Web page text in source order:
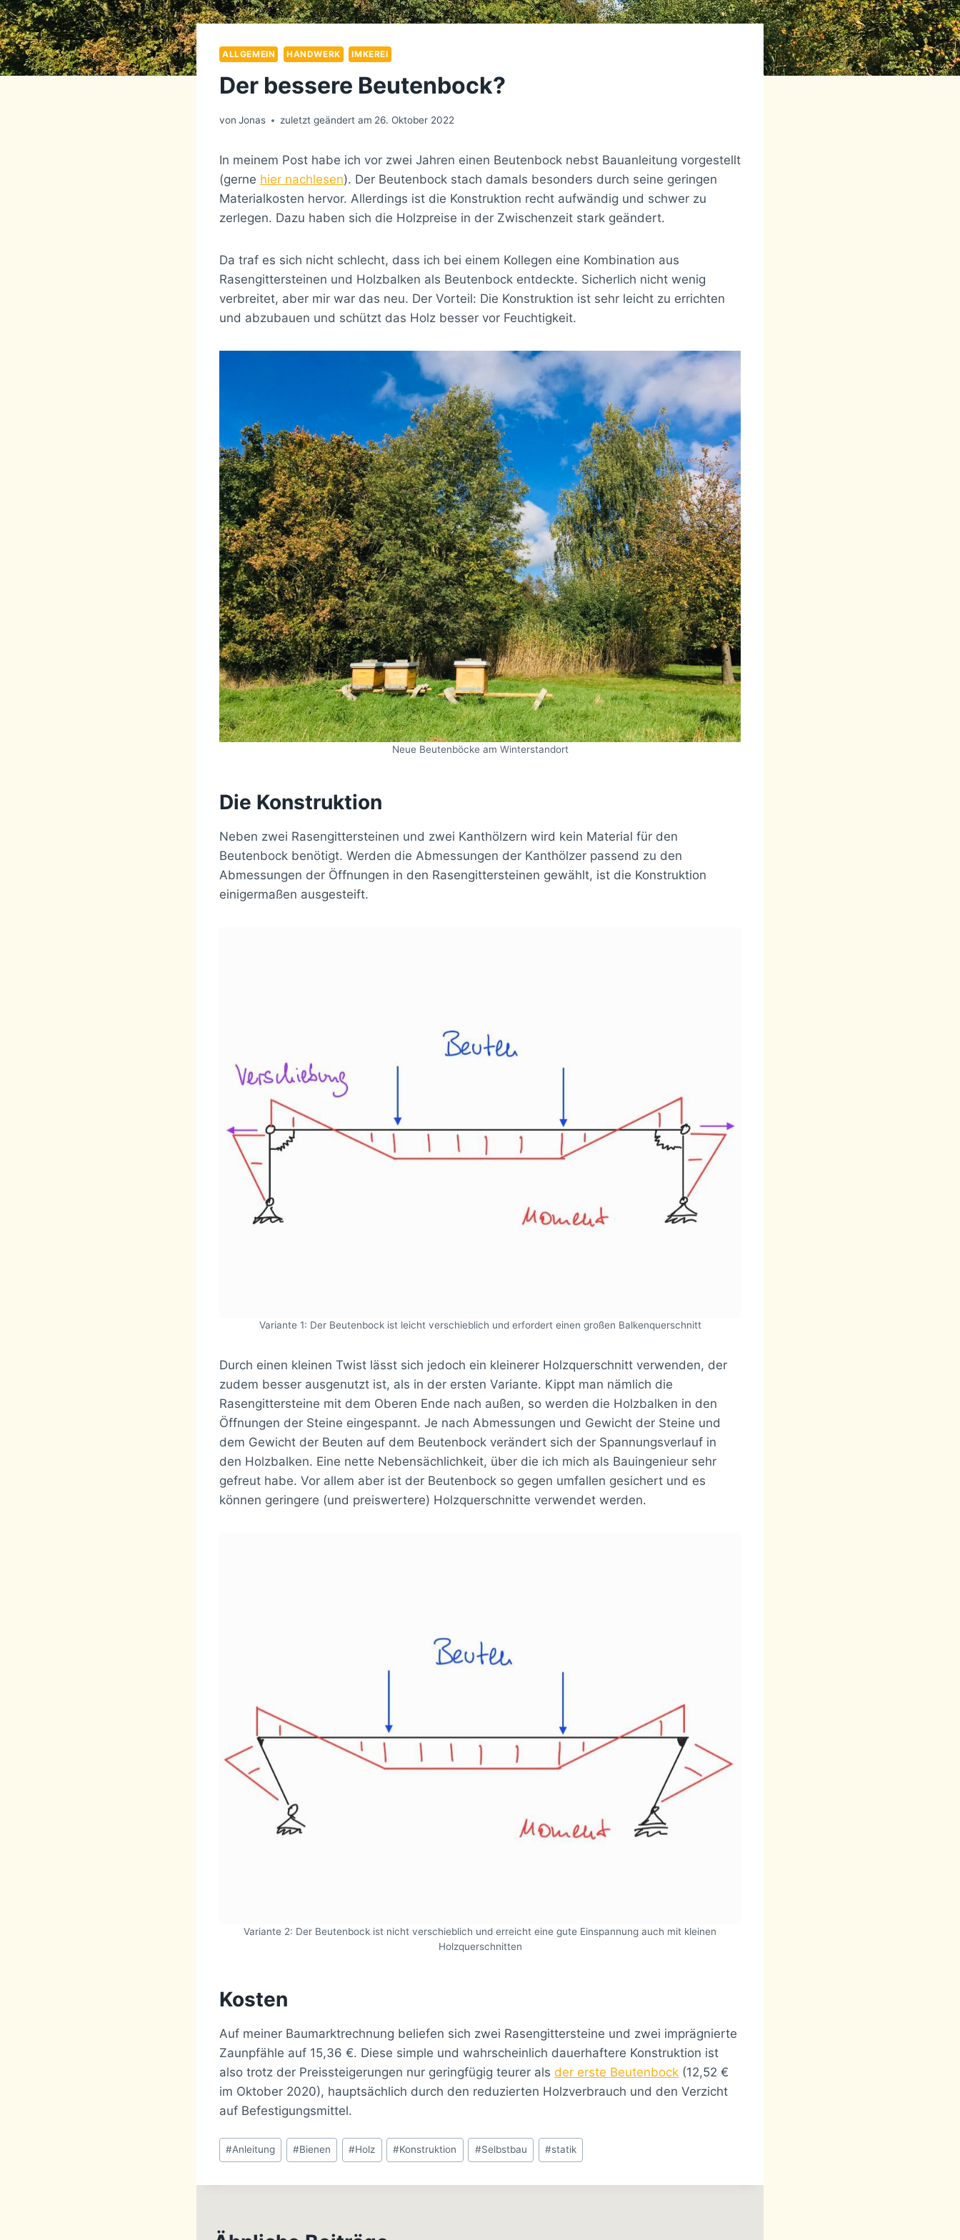
ALLGEMEIN HANDWERK IMKEREI
Der bessere Beutenbock?
von Jonas zuletzt geändert am 26. Oktober 2022
In meinem Post habe ich vor zwei Jahren einen Beutenbock nebst Bauanleitung vorgestellt
(gerne hier nachlesen). Der Beutenbock stach damals besonders durch seine geringen
Materialkosten hervor. Allerdings ist die Konstruktion recht aufwändig und schwer zu
zerlegen. Dazu haben sich die Holzpreise in der Zwischenzeit stark geändert.
Da traf es sich nicht schlecht, dass ich bei einem Kollegen eine Kombination aus
Rasengittersteinen und Holzbalken als Beutenbock entdeckte. Sicherlich nicht wenig
verbreitet, aber mir war das neu. Der Vorteil: Die Konstruktion ist sehr leicht zu errichten
und abzubauen und schützt das Holz besser vor Feuchtigkeit.
Neue Beutenböcke am Winterstandort
Die Konstruktion
Neben zwei Rasengittersteinen und zwei Kanthölzern wird kein Material für den
Beutenbock benötigt. Werden die Abmessungen der Kanthölzer passend zu den
Abmessungen der Öffnungen in den Rasengittersteinen gewählt, ist die Konstruktion
einigermaßen ausgesteift.
Variante 1: Der Beutenbock ist leicht verschieblich und erfordert einen großen Balkenquerschnitt
Durch einen kleinen Twist lässt sich jedoch ein kleinerer Holzquerschnitt verwenden, der
zudem besser ausgenutzt ist, als in der ersten Variante. Kippt man nämlich die
Rasengittersteine mit dem Oberen Ende nach außen, so werden die Holzbalken in den
Öffnungen der Steine eingespannt. Je nach Abmessungen und Gewicht der Steine und
dem Gewicht der Beuten auf dem Beutenbock verändert sich der Spannungsverlauf in
den Holzbalken. Eine nette Nebensächlichkeit, über die ich mich als Bauingenieur sehr
gefreut habe. Vor allem aber ist der Beutenbock so gegen umfallen gesichert und es
können geringere (und preiswertere) Holzquerschnitte verwendet werden.
Variante 2: Der Beutenbock ist nicht verschieblich und erreicht eine gute Einspannung auch mit kleinen
Holzquerschnitten
Kosten
Auf meiner Baumarktrechnung beliefen sich zwei Rasengittersteine und zwei imprägnierte
Zaunpfähle auf 15,36 €. Diese simple und wahrscheinlich dauerhaftere Konstruktion ist
also trotz der Preissteigerungen nur geringfügig teurer als der erste Beutenbock (12,52 €
im Oktober 2020), hauptsächlich durch den reduzierten Holzverbrauch und den Verzicht
auf Befestigungsmittel.
Schlagworte:
#Anleitung #Bienen #Holz #Konstruktion #Selbstbau #statik